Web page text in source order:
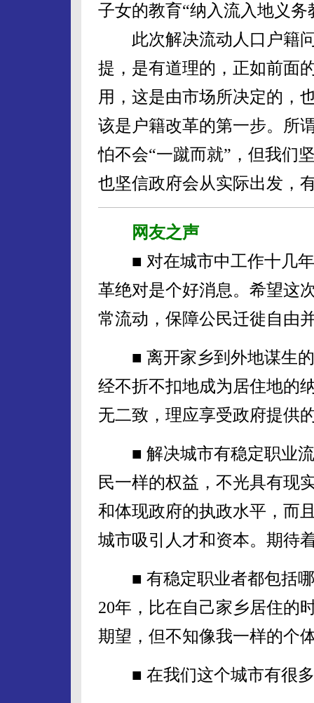
子女的教育“纳入流入地义
此次解决流动人口户籍问
提，是有道理的，正如前面
用，这是由市场所决定的，
该是户籍改革的第一步。所
怕不会“一蹴而就”，但我们
也坚信政府会从实际出发，
网友之声
■ 对在城市中工作十几年
革绝对是个好消息。希望这
常流动，保障公民迁徙自由
■ 离开家乡到外地谋生的
经不折不扣地成为居住地的
无二致，理应享受政府提供
■ 解决城市有稳定职业流
民一样的权益，不光具有现
和体现政府的执政水平，而
城市吸引人才和资本。期待
■ 有稳定职业者都包括哪
20年，比在自己家乡居住的
期望，但不知像我一样的个
■ 在我们这个城市有很多